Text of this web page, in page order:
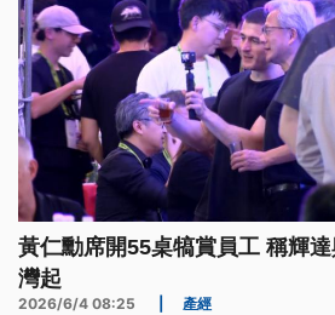
黃仁勳席開55桌犒賞員工 稱輝
灣起
2026/6/4 08:25 產經